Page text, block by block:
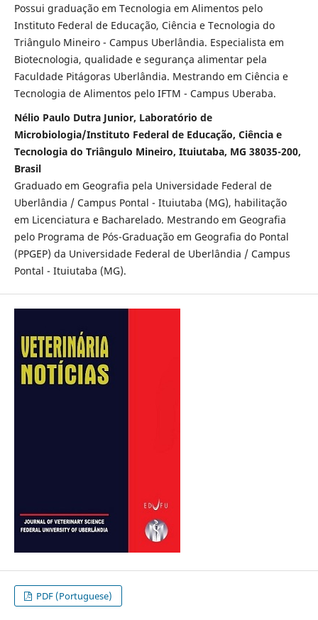
Possui graduação em Tecnologia em Alimentos pelo
Instituto Federal de Educação, Ciência e Tecnologia do
Triângulo Mineiro - Campus Uberlândia. Especialista em
Biotecnologia, qualidade e segurança alimentar pela
Faculdade Pitágoras Uberlândia. Mestrando em Ciência e
Tecnologia de Alimentos pelo IFTM - Campus Uberaba.
Nélio Paulo Dutra Junior, Laboratório de
Microbiologia/Instituto Federal de Educação, Ciência e
Tecnologia do Triângulo Mineiro, Ituiutaba, MG 38035-200,
Brasil
Graduado em Geografia pela Universidade Federal de
Uberlândia / Campus Pontal - Ituiutaba (MG), habilitação
em Licenciatura e Bacharelado. Mestrando em Geografia
pelo Programa de Pós-Graduação em Geografia do Pontal
(PPGEP) da Universidade Federal de Uberlândia / Campus
Pontal - Ituiutaba (MG).
PDF (Portuguese)